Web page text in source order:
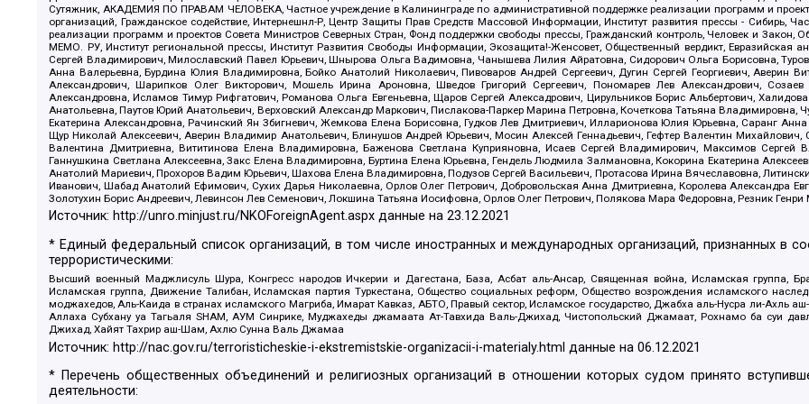
Сутяжник, АКАДЕМИЯ ПО ПРАВАМ ЧЕЛОВЕКА, Частное учреждение в Калининграде по административной поддержке реализации программ и
организаций, Гражданское содействие, Интернешнл-Р, Центр Защиты Прав Средств Массовой Информации, Институт развития прессы - Сибирь,
реализации программ и проектов Совета Министров Северных Стран, Фонд поддержки свободы прессы, Гражданский контроль, Человек и
МЕМО. РУ, Институт региональной прессы, Институт Развития Свободы Информации, Экозащита!-Женсовет, Общественный вердикт, Евразийская
Сергей Владимирович, Милославский Павел Юрьевич, Шнырова Ольга Вадимовна, Чанышева Лилия Айратовна, Сидорович Ольга Борисовна,
Анна Валерьевна, Бурдина Юлия Владимировна, Бойко Анатолий Николаевич, Пивоваров Андрей Сергеевич, Дугин Сергей Георгиевич, Аверин
Александрович, Шарипков Олег Викторович, Мошель Ирина Ароновна, Шведов Григорий Сергеевич, Пономарев Лев Александрович,
Александровна, Исламов Тимур Рифгатович, Романова Ольга Евгеньевна, Щаров Сергей Алексадрович, Цирульников Борис Альбертович,
Анатольевна, Паутов Юрий Анатольевич, Верховский Александр Маркович, Пислакова-Паркер Марина Петровна, Кочеткова Татьяна Владимировна,
Екатерина Александровна, Рачинский Ян Збигневич, Жемкова Елена Борисовна, Гудков Лев Дмитриевич, Илларионова Юлия Юрьевна, Саранг
Щур Николай Алексеевич, Аверин Владимир Анатольевич, Блинушов Андрей Юрьевич, Мосин Алексей Геннадьевич, Гефтер Валентин
Валентина Дмитриевна, Вититинова Елена Владимировна, Баженова Светлана Куприяновна, Исаев Сергей Владимирович, Максимов Сергей
Ганнушкина Светлана Алексеевна, Закс Елена Владимировна, Буртина Елена Юрьевна, Гендель Людмила Залмановна, Кокорина Екатерина
Анатолий Мариевич, Прохоров Вадим Юрьевич, Шахова Елена Владимировна, Подузов Сергей Васильевич, Протасова Ирина Вячеславовна,
Иванович, Шабад Анатолий Ефимович, Сухих Дарья Николаевна, Орлов Олег Петрович, Добровольская Анна Дмитриевна, Королева Александра
Золотухин Борис Андреевич, Левинсон Лев Семенович, Локшина Татьяна Иосифовна, Орлов Олег Петрович, Полякова Мара Федоровна, Резник
Источник: http://unro.minjust.ru/NKOForeignAgent.aspx данные на23.12.2021
* Единый федеральный список организаций, в том числе иностранных и международных организаций, признанных в
террористическими:
Высший военный Маджлисуль Шура, Конгресс народов Ичкерии и Дагестана, База, Асбат аль-Ансар, Священная война, Исламская группа,
Исламская группа, Движение Талибан, Исламская партия Туркестана, Общество социальных реформ, Общество возрождения исламского
моджахедов, Аль-Каида в странах исламского Магриба, Имарат Кавказ, АБТО, Правый сектор, Исламское государство, Джабха аль-Нусра ли-
Аллаха Субхану уа Тагьаля SHAM, АУМ Синрике, Муджахеды джамаата Ат-Тавхида Валь-Джихад, Чистопольский Джамаат, Рохнамо ба суи
Джихад, Хайят Тахрир аш-Шам, Ахлю Сунна Валь Джамаа
Источник: http://nac.gov.ru/terroristicheskie-i-ekstremistskie-organizacii-i-materialy.html данные на06.12.2021
* Перечень общественных объединений и религиозных организаций в отношении которых судом принято
деятельности: